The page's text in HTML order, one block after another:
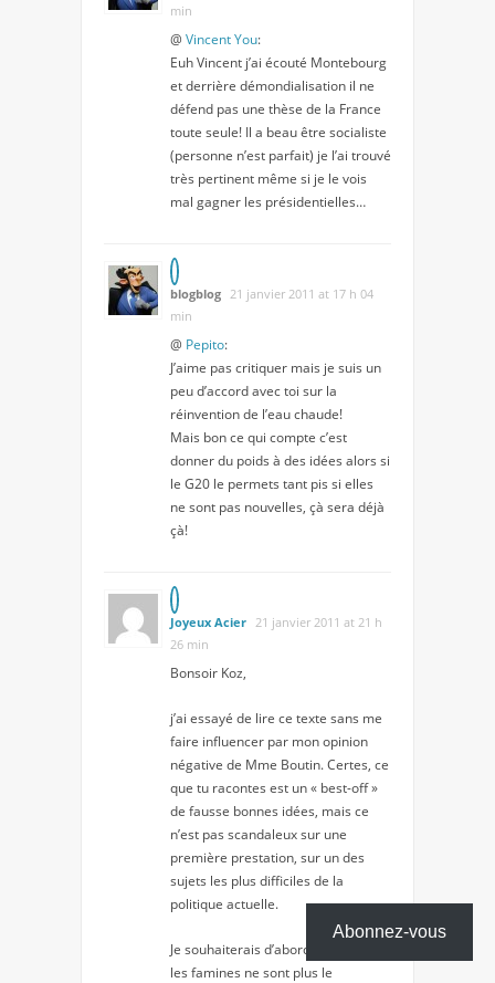
min
@ Vincent You:
Euh Vincent j’ai écouté Montebourg
et derrière démondialisation il ne
défend pas une thèse de la France
toute seule! Il a beau être socialiste
(personne n’est parfait) je l’ai trouvé
très pertinent même si je le vois
mal gagner les présidentielles…
blogblog 21 janvier 2011 at 17 h 04
min
@ Pepito:
J’aime pas critiquer mais je suis un
peu d’accord avec toi sur la
réinvention de l’eau chaude!
Mais bon ce qui compte c’est
donner du poids à des idées alors si
le G20 le permets tant pis si elles
ne sont pas nouvelles, çà sera déjà
çà!
Joyeux Acier 21 janvier 2011 at 21 h
26 min
Bonsoir Koz,
j’ai essayé de lire ce texte sans me
faire influencer par mon opinion
négative de Mme Boutin. Certes, ce
que tu racontes est un « best-off »
de fausse bonnes idées, mais ce
n’est pas scandaleux sur une
première prestation, sur un des
sujets les plus difficiles de la
politique actuelle.
Je souhaiterais d’abord signaler que
les famines ne sont plus le
Abonnez-vous